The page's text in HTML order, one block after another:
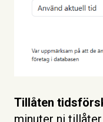
Tillåten
minuter ni